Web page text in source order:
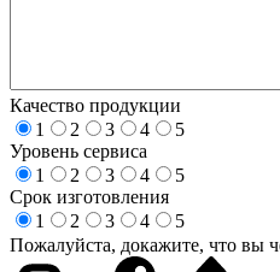
Качество продукции
1
2 3 4
5
Уровень сервиса
1
2 3 4
5
Срок изготовления
1
2 3 4
5
Пожалуйста, докажите, что вы